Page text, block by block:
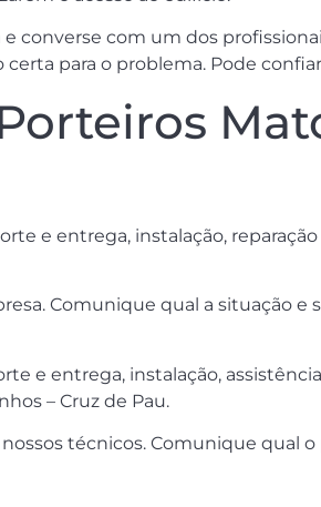
converse com um dos
para o problema. Pode
e entrega, instalação,
Comunique qual a situação
e entrega, instalação,
– Cruz de Pau.
técnicos. Comunique qual